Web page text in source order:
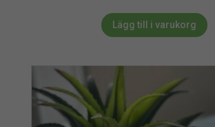
Lägg till i varukorg